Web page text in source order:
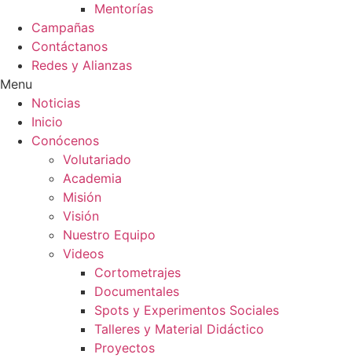
Mentorías
Campañas
Contáctanos
Redes y Alianzas
Menu
Noticias
Inicio
Conócenos
Volutariado
Academia
Misión
Visión
Nuestro Equipo
Videos
Cortometrajes
Documentales
Spots y Experimentos Sociales
Talleres y Material Didáctico
Proyectos